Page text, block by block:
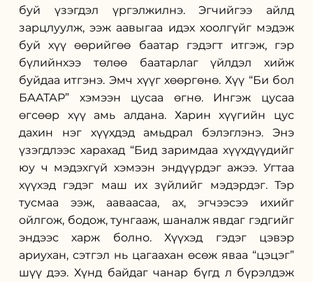
буй үзэгдэл үргэлжилнэ. Эгчийгээ айлд
зарцлуулж, ээж аавыгаа идэх хоолгүйг мэдэж
буй хүү өөрийгөө баатар гэдэгт итгэж, гэр
бүлийнхээ төлөө баатарлаг үйлдэл хийж
буйдаа итгэнэ. Эмч хүүг хөөргөнө. Хүү “Би бол
БААТАР” хэмээн цусаа өгнө. Ингэж цусаа
өгсөөр хүү амь алдана. Харин хүүгийн цус
дахин нэг хүүхдэд амьдрал бэлэглэнэ. Энэ
үзэгдлээс харахад “Бид заримдаа хүүхдүүдийг
юу ч мэдэхгүй хэмээн эндүүрдэг ажээ. Угтаа
хүүхэд гэдэг маш их зүйлийг мэдэрдэг. Тэр
тусмаа ээж, ааваасаа, ах, эгчээсээ ихийг
ойлгож, бодож, тунгааж, шаналж явдаг гэдгийг
эндээс харж болно. Хүүхэд гэдэг цэвэр
ариухан, сэтгэл нь цагаахан өсөж яваа “цэцэг”
шүү дээ. Хүнд байдаг чанар бүгд л бүрэлдэж